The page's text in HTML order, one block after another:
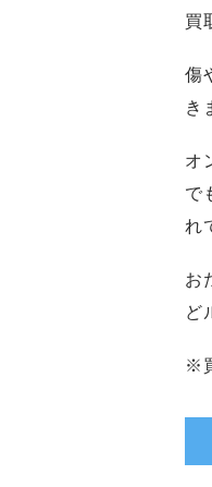
買
傷
き
オ
で
れ
お
ど
※